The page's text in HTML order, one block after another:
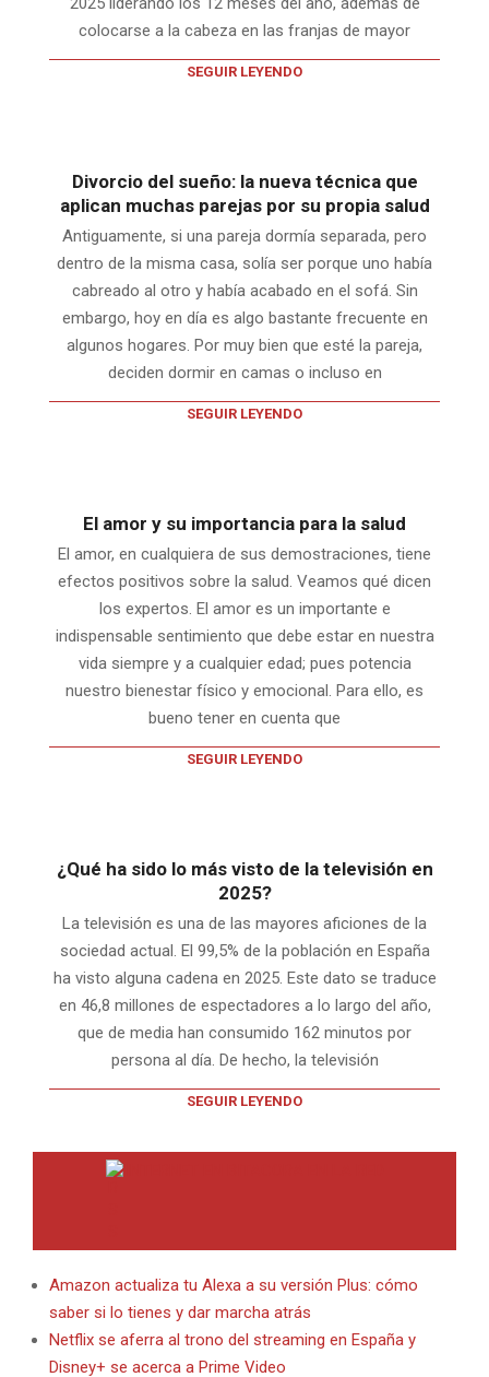
colocarse a la cabeza en las franjas de mayor
SEGUIR LEYENDO
Divorcio del sueño: la nueva técnica que
aplican muchas parejas por su propia salud
Antiguamente, si una pareja dormía separada, pero
dentro de la misma casa, solía ser porque uno había
cabreado al otro y había acabado en el sofá. Sin
embargo, hoy en día es algo bastante frecuente en
algunos hogares. Por muy bien que esté la pareja,
deciden dormir en camas o incluso en
SEGUIR LEYENDO
El amor y su importancia para la salud
El amor, en cualquiera de sus demostraciones, tiene
efectos positivos sobre la salud. Veamos qué dicen
los expertos. El amor es un importante e
indispensable sentimiento que debe estar en nuestra
vida siempre y a cualquier edad; pues potencia
nuestro bienestar físico y emocional. Para ello, es
bueno tener en cuenta que
SEGUIR LEYENDO
¿Qué ha sido lo más visto de la televisión en
2025?
La televisión es una de las mayores aficiones de la
sociedad actual. El 99,5% de la población en España
ha visto alguna cadena en 2025. Este dato se traduce
en 46,8 millones de espectadores a lo largo del año,
que de media han consumido 162 minutos por
persona al día. De hecho, la televisión
SEGUIR LEYENDO
Amazon actualiza tu Alexa a su versión Plus: cómo
saber si lo tienes y dar marcha atrás
Netflix se aferra al trono del streaming en España y
Disney+ se acerca a Prime Video